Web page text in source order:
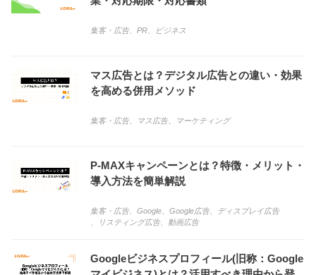
集客・広告、 PR ビジネス
マス広告とは？デジタル広告との違い・効果
を高める併用メソッド
集客・広告、 マス広告、 マーケティング
P-MAXキャンペーンとは？特徴・メリット・
導入方法を簡単解説
集客・広告、 Google Google広告、
ディスプレイ広告
リスティング広告、 動画広告
Googleビジネスプロフィール(旧称：Google